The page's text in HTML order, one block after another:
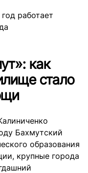
работает
как
стало
Бахмутский
образования
крупные города